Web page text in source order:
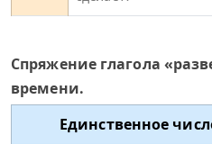
Спряжение глагола
времени.
Единственное